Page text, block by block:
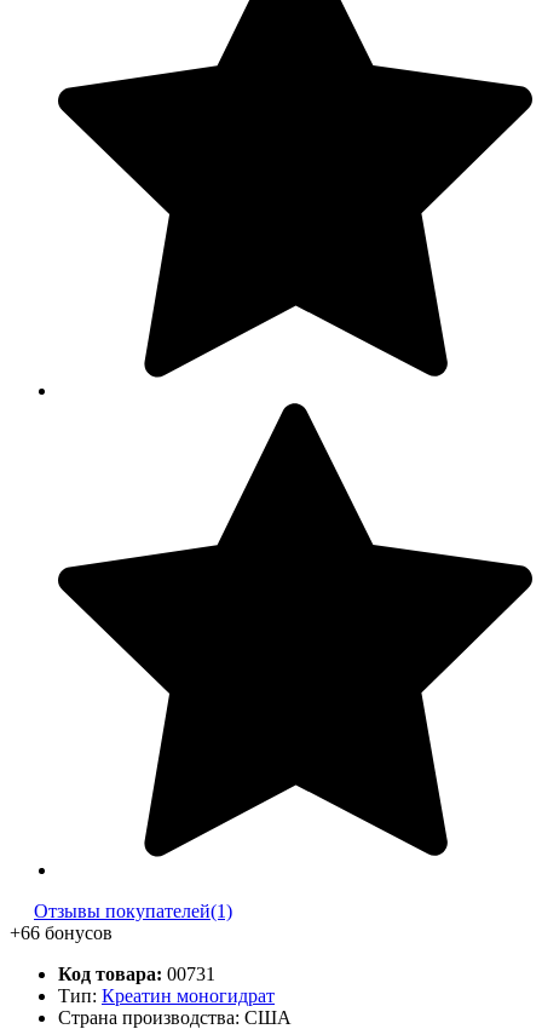
Отзывы покупателей(1)
+66 бонусов
Код товара: 00731
Тип: Креатин моногидрат
Страна производства: США